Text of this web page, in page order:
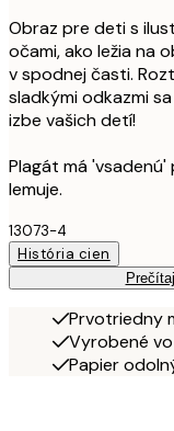
Obraz pre deti s
očami, ako ležia na
v spodnej časti.
sladkými odkazmi
izbe vašich detí!
Plagát má
lemuje.
13073-4
História cien
Prvotriedny
Vyrobené
Papier